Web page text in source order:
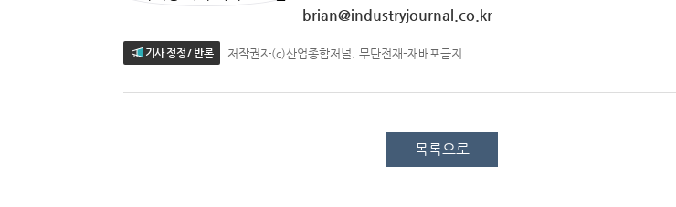
brian@industryjournal.co.kr
기사 정정 / 반론 저작권자(c)산업종합저널. 무단전재-재배포금지
목록으로